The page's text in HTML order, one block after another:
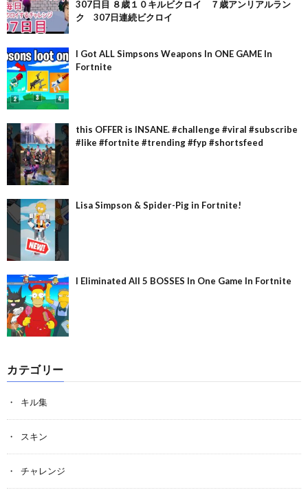
307日目 ８歳１０キルビクロイ ７歳アンリアルラン
ク 307日連続ビクロイ
I Got ALL Simpsons Weapons In ONE GAME In
Fortnite
this OFFER is INSANE. #challenge #viral #subscribe
#like #fortnite #trending #fyp #shortsfeed
Lisa Simpson & Spider-Pig in Fortnite!
I Eliminated All 5 BOSSES In One Game In Fortnite
カテゴリー
キル集
スキン
チャレンジ